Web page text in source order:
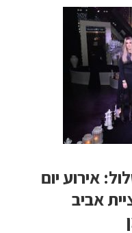
אירוע יום
אביב